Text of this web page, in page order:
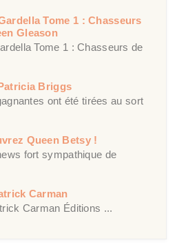
Tome 1 : Chasseurs
Gleason
Tome 1 : Chasseurs de
Briggs
ont été tirées au sort
Queen Betsy !
fort sympathique de
Carman
Carman Éditions ...